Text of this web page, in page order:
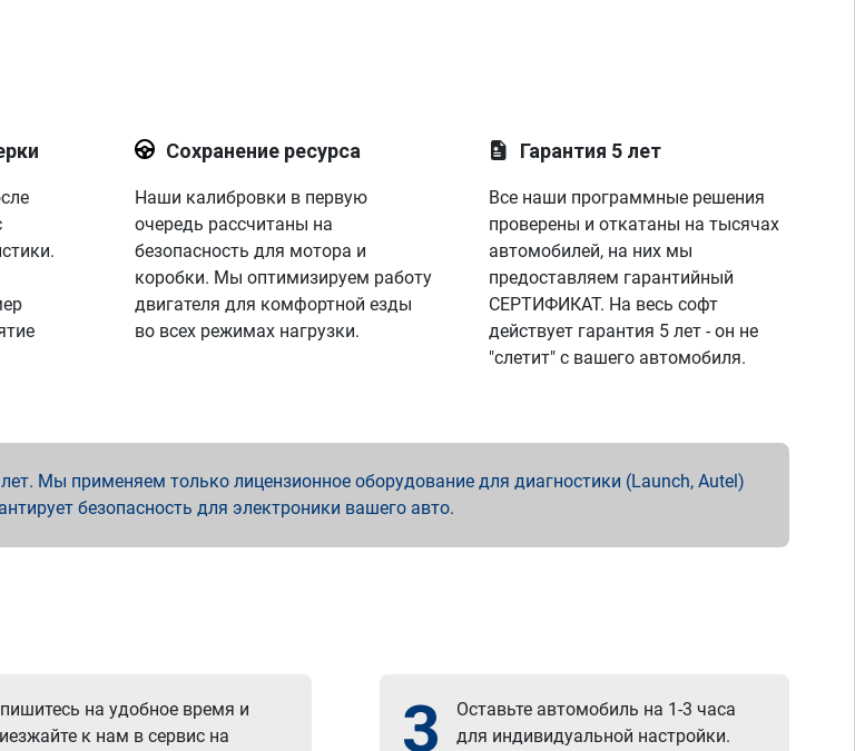
Сохранение ресурса
Наши калибровки в первую
очередь рассчитаны на
безопасность для мотора и
коробки. Мы оптимизируем работу
двигателя для комфортной езды
во всех режимах нагрузки.
Гарантия 5 лет
Все наши программные решения
проверены и откатаны на тысячах
автомобилей, на них мы
предоставляем гарантийный
СЕРТИФИКАТ. На весь софт
действует гарантия 5 лет - он не
"слетит" с вашего автомобиля.
Мы применяем только лицензионное оборудование для диагностики (Launch, Autel)
безопасность для электроники вашего авто.
на удобное время и
к нам в сервис на
3
Оставьте автомобиль на 1-3 часа
для индивидуальной настройки.